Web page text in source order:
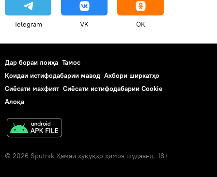
Telegram VK OK
Дар бораи лоиҳа Тамос
Қоидаи истифодабарии мавод Ахбори ширкатҳо
Сиёсати махфият Сиёсати истифодабарии Cookie
Алоқа
© 2026 Sputnik Ҳамаи ҳуқуқҳо ҳимоя шудаанд. 18+